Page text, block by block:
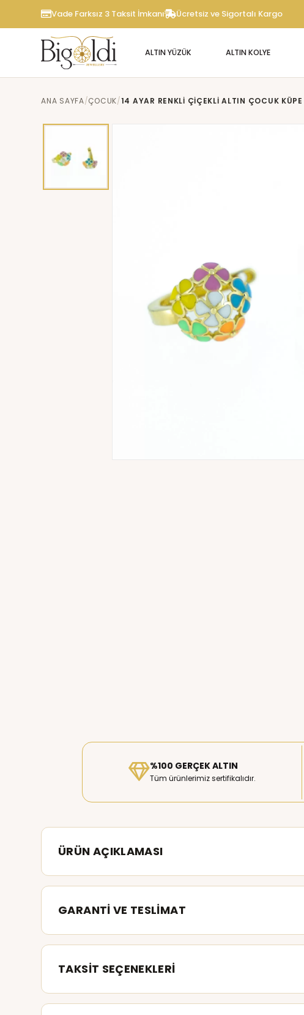
Vade Farksız 3 Taksit İmkanı Ücretsiz ve Sigortalı Kargo
ALTIN YÜZÜK ALTIN KOLYE
ANA SAYFA ÇOCUK 14 AYAR RENKLI ÇIÇEKLI ALTIN ÇOCUK KÜPE
%100 GERÇEK ALTIN
Tüm ürünlerimiz sertifikalıdır.
ÜRÜN AÇIKLAMASI
GARANTİ VE TESLİMAT
TAKSİT SEÇENEKLERİ